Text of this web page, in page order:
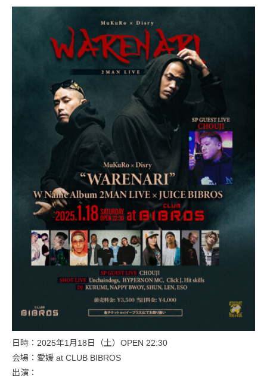
日時：2025年1月18日（土）OPEN 22:30
会場：愛媛 at CLUB BIBROS
出演：